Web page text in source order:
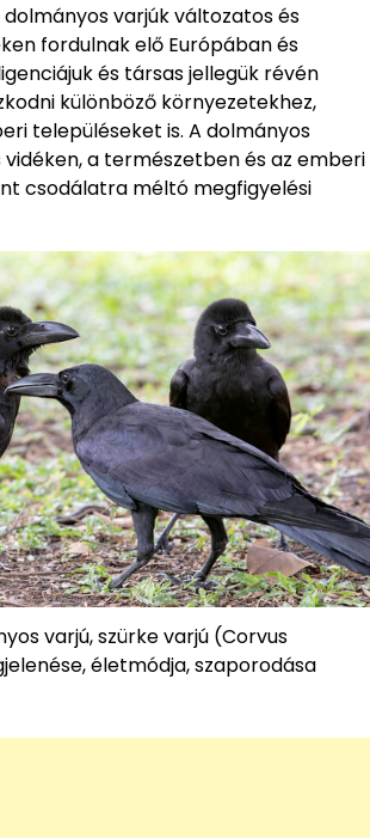
dolmányos varjúk változatos és
fordulnak elő Európában és
és társas jellegük révén
különböző környezetekhez,
településeket is. A dolmányos
vidéken, a természetben és az emberi
csodálatra méltó megfigyelési
varjú, szürke varjú (Corvus
életmódja, szaporodása